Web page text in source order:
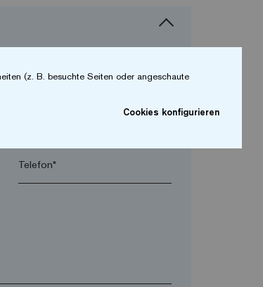
arrow_drop_down
Telefon*
(z. B. besuchte Seiten oder angeschaute
Cookies konfigurieren